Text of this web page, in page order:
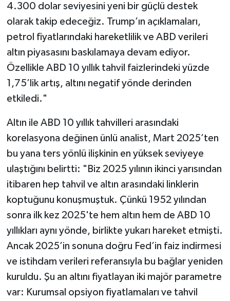
4.300 dolar seviyesini yeni bir güçlü destek
olarak takip edeceğiz. Trump’ın açıklamaları,
petrol fiyatlarındaki hareketlilik ve ABD verileri
altın piyasasını baskılamaya devam ediyor.
Özellikle ABD 10 yıllık tahvil faizlerindeki yüzde
1,75’lik artış, altını negatif yönde derinden
etkiledi."
Altın ile ABD 10 yıllık tahvilleri arasındaki
korelasyona değinen ünlü analist, Mart 2025’ten
bu yana ters yönlü ilişkinin en yüksek seviyeye
ulaştığını belirtti: "Biz 2025 yılının ikinci yarısından
itibaren hep tahvil ve altın arasındaki linklerin
koptuğunu konuşmuştuk. Çünkü 1952 yılından
sonra ilk kez 2025'te hem altın hem de ABD 10
yıllıkları aynı yönde, birlikte yukarı hareket etmişti.
Ancak 2025’in sonuna doğru Fed’in faiz indirmesi
ve istihdam verileri referansıyla bu bağlar yeniden
kuruldu. Şu an altını fiyatlayan iki majör parametre
var: Kurumsal opsiyon fiyatlamaları ve tahvil